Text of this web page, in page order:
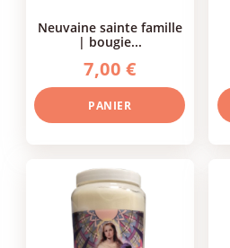
neuvaine sainte famille
| bougie...
7,00 €
PANIER